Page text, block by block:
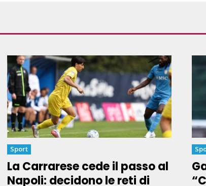
Sport
La Carrarese cede il passo al
Napoli: decidono le reti di